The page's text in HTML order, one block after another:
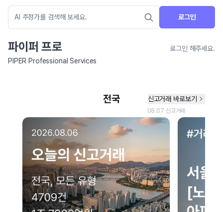
로그인
파이퍼 프로
로그인 해주세요.
PIPER Professional Services
네이버 지도 연결 안내